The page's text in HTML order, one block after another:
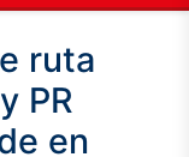
ruta
PR
en